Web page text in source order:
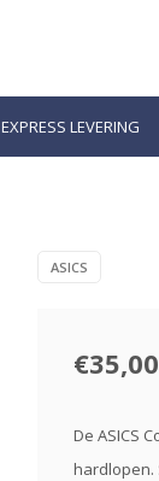
EXPRESS LEVERING
ASICS
€35,00
De ASICS
hardlopen.